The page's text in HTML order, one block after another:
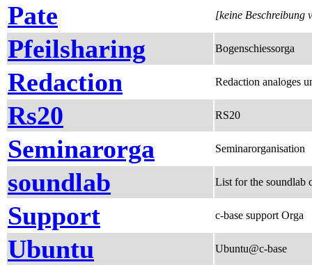
Pate [keine Beschreibung
Pfeilsharing Bogenschiessorga
Redaction Redaction analoges
Rs20 RS20
Seminarorga Seminarorganisation
soundlab List for the soundlab
Support c-base support Orga
Ubuntu Ubuntu@c-base